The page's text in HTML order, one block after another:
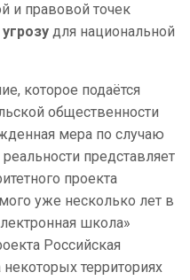
и правовой точек
для национальной
которое подаётся
общественности
мера по случаю
представляет
проекта
уже несколько лет в
школа»
Российская
территориях